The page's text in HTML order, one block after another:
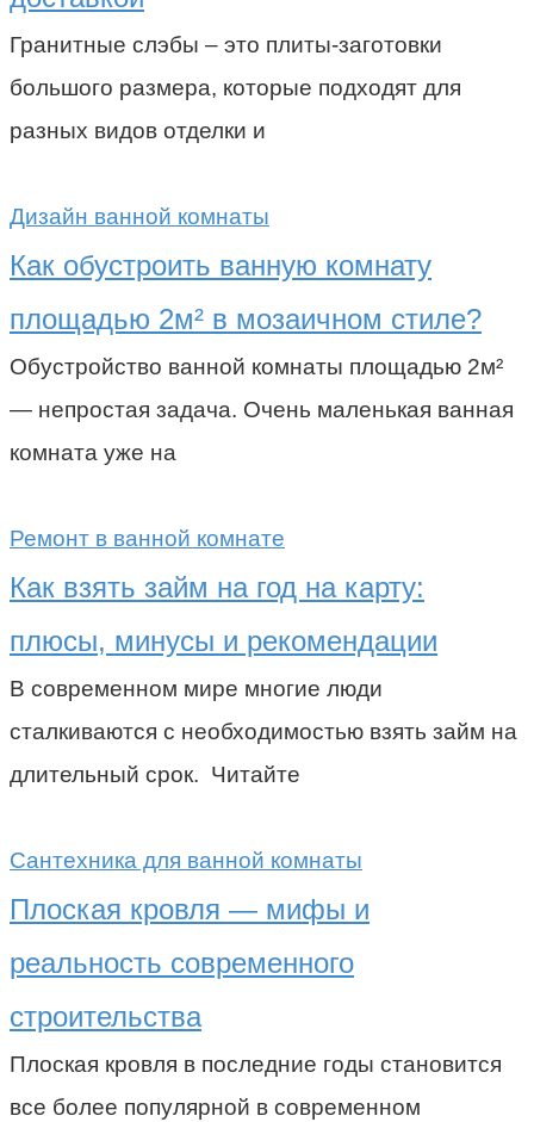
Гранитные слэбы – это плиты-заготовки
большого размера, которые подходят для
разных видов отделки и
Дизайн ванной комнаты
Как обустроить ванную комнату
площадью 2м² в мозаичном стиле?
Обустройство ванной комнаты площадью 2м²
— непростая задача. Очень маленькая ванная
комната уже на
Ремонт в ванной комнате
Как взять займ на год на карту:
плюсы, минусы и рекомендации
В современном мире многие люди
сталкиваются с необходимостью взять займ на
длительный срок. Читайте
Сантехника для ванной комнаты
Плоская кровля — мифы и
реальность современного
строительства
Плоская кровля в последние годы становится
все более популярной в современном